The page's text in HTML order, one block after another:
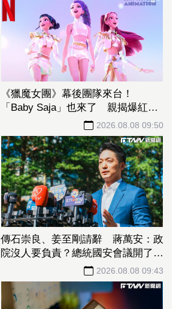
《獵魔女團》幕後團隊來台！
「Baby Saja」也來了 親揭爆紅關
2026.08.08 09:50
傳石崇良、姜至剛請辭 蔣萬安：政
院沒人要負責？總統國安會議開了
2026.08.08 09:43